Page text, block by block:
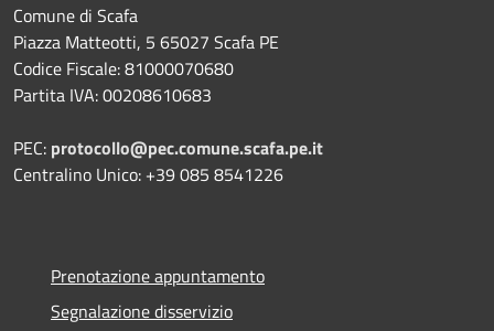
Comune di Scafa
Piazza Matteotti, 5 65027 Scafa PE
Codice Fiscale: 81000070680
Partita IVA: 00208610683
PEC: protocollo@pec.comune.scafa.pe.it
Centralino Unico: +39 085 8541226
Prenotazione appuntamento
Segnalazione disservizio